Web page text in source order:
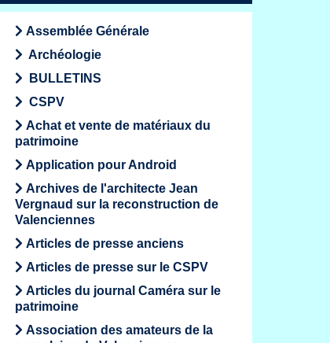
Assemblée Générale
Archéologie
BULLETINS
CSPV
Achat et vente de matériaux du
patrimoine
Application pour Android
Archives de l'architecte Jean
Vergnaud sur la reconstruction de
Valenciennes
Articles de presse anciens
Articles de presse sur le CSPV
Articles du journal Caméra sur le
patrimoine
Association des amateurs de la